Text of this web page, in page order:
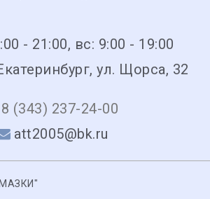
- 21:00, вс: 9:00 - 19:00
ул. Щорса, 32
8 (343) 237-24-00
att2005@bk.ru